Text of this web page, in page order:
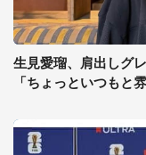
生見愛瑠、肩出しグ
「ちょっといつもと